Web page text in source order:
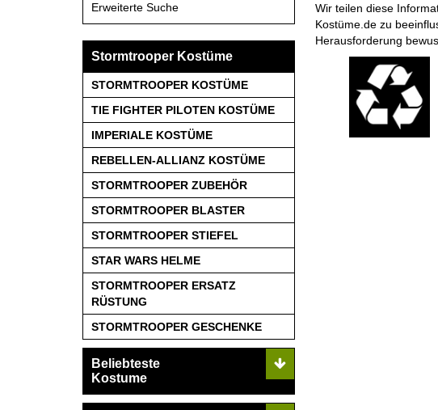
Erweiterte Suche
Stormtrooper Kostüme
STORMTROOPER KOSTÜME
TIE FIGHTER PILOTEN KOSTÜME
IMPERIALE KOSTÜME
REBELLEN-ALLIANZ KOSTÜME
STORMTROOPER ZUBEHÖR
STORMTROOPER BLASTER
STORMTROOPER STIEFEL
STAR WARS HELME
STORMTROOPER ERSATZ
RÜSTUNG
STORMTROOPER GESCHENKE
Beliebteste
Kostume
Wir teilen diese
Kostüme.de zu
Herausforderung